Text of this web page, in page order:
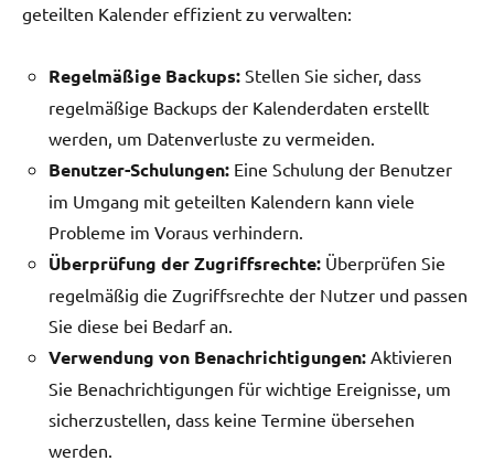
geteilten Kalender effizient zu verwalten:
Regelmäßige Backups: Stellen Sie sicher, dass
regelmäßige Backups der Kalenderdaten erstellt
werden, um Datenverluste zu vermeiden.
Benutzer-Schulungen: Eine Schulung der Benutzer
im Umgang mit geteilten Kalendern kann viele
Probleme im Voraus verhindern.
Überprüfung der Zugriffsrechte: Überprüfen Sie
regelmäßig die Zugriffsrechte der Nutzer und passen
Sie diese bei Bedarf an.
Verwendung von Benachrichtigungen: Aktivieren
Sie Benachrichtigungen für wichtige Ereignisse, um
sicherzustellen, dass keine Termine übersehen
werden.